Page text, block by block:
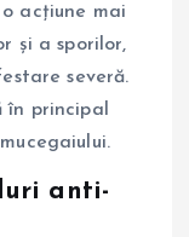
acțiune mai
și a sporilor,
severă.
în principal
anti-